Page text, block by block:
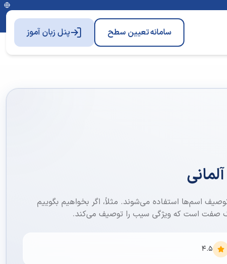
سامانهتعیین سطح پنل زبان آموز
اسم‌ها استفاده می‌شوند. مثلاً، اگر بخواهیم بگوییم
صفت است که ویژگی سیب را توصیف می‌کند.
4.5